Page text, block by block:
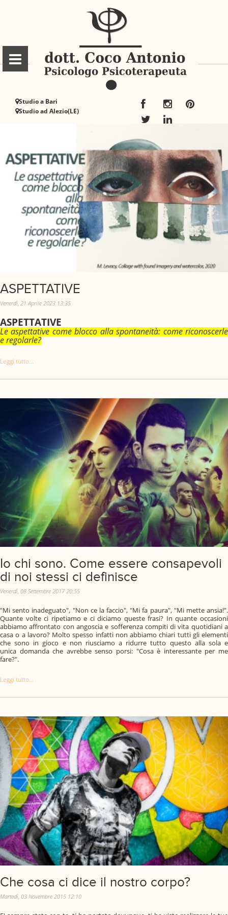
Studio a Bari
Studio ad Alezio(LE)
ASPETTATIVE
Venerdì, 21 Aprile 2023 13:35
ASPETTATIVE
Le aspettative come blocco alla spontaneità: come riconoscerle
e regolarle?
Leggi tutto...
Io chi sono. Come essere consapevoli
di noi stessi ci definisce
Venerdì, 08 Settembre 2017 20:55
"Mi sento inadeguato", "Non ce la faccio", "Mi fa paura", "Mi mette ansia!".
Quante volte ci ripetiamo e ci diciamo queste frasi? In quante occasioni
abbiamo affrontato con angoscia e sofferenza compiti di vita quotidiani a
casa o a lavoro? Molto spesso infatti non abbiamo chiari tutti gli elementi
che sono in gioco e non riusciamo a ridurre tutto questo alla sola e
unica domanda che avrebbe senso porsi: "Cosa è interessante per me
fare?".
Leggi tutto...
Che cosa ci dice il nostro corpo?
Martedì, 03 Novembre 2015 12:10